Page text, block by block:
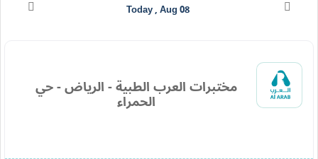
مختبرات العرب الطبية - الرياض - حي
الحمراء